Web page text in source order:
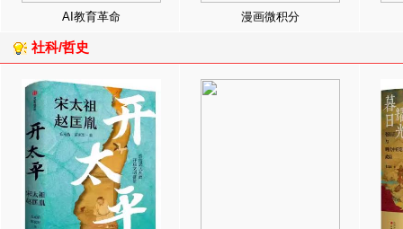
AI教育革命 漫画微积分
社科/哲史